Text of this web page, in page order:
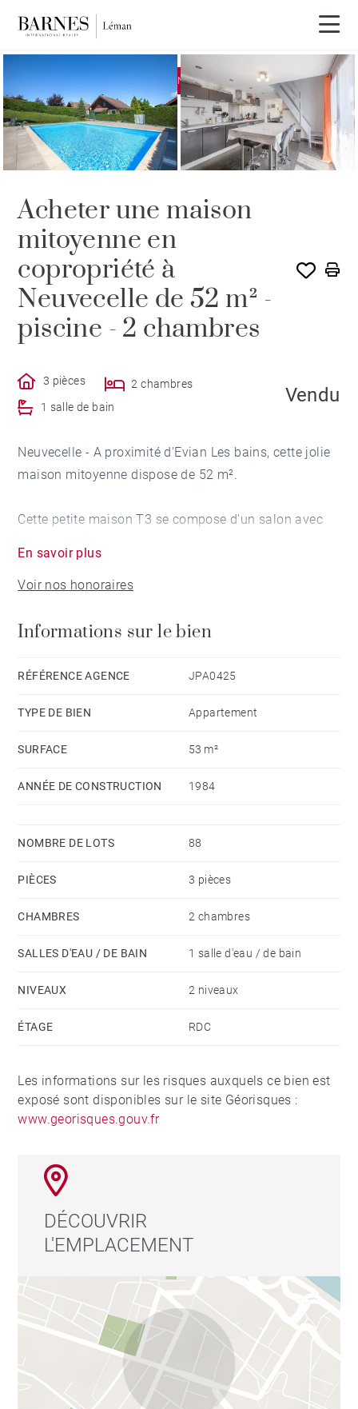
VENDU PAR BARNES
Acheter une maison
mitoyenne en
copropriété à
Neuvecelle de 52 m² -
piscine - 2 chambres
3 pièces
2 chambres
1 salle de bain
Vendu
Neuvecelle - A proximité d'Evian Les bains, cette jolie
maison mitoyenne dispose de 52 m².
Cette petite maison T3 se compose d'un salon avec
et d'une salle de bains. A l'étage se trouvent 2
chambres dont une avec vue sur le lac.
La maison est entourée de terrasses agrémentées par
un espace salon d'été.
2 places de stationnement complètent ce bien. La
résidence dispose également d'une belle piscine.
BARNES,agence immobilière à Léman
En savoir plus
Voir nos honoraires
Informations sur le bien
RÉFÉRENCE AGENCE JPA0425
TYPE DE BIEN Appartement
SURFACE 53 m²
ANNÉE DE CONSTRUCTION 1984
NOMBRE DE LOTS 88
PIÈCES 3 pièces
CHAMBRES 2 chambres
SALLES D'EAU / DE BAIN 1 salle d'eau / de bain
NIVEAUX 2 niveaux
ÉTAGE RDC
Les informations sur les risques auxquels ce bien est
exposé sont disponibles sur le site Géorisques :
www.georisques.gouv.fr
DÉCOUVRIR
L'EMPLACEMENT